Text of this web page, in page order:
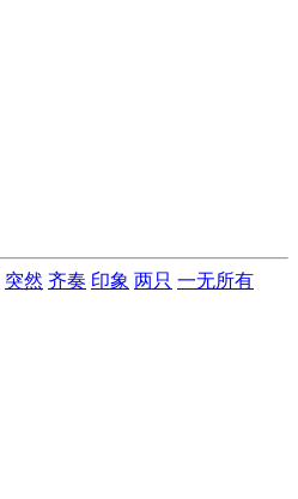
突然 齐奏 印象 两只 一无所有